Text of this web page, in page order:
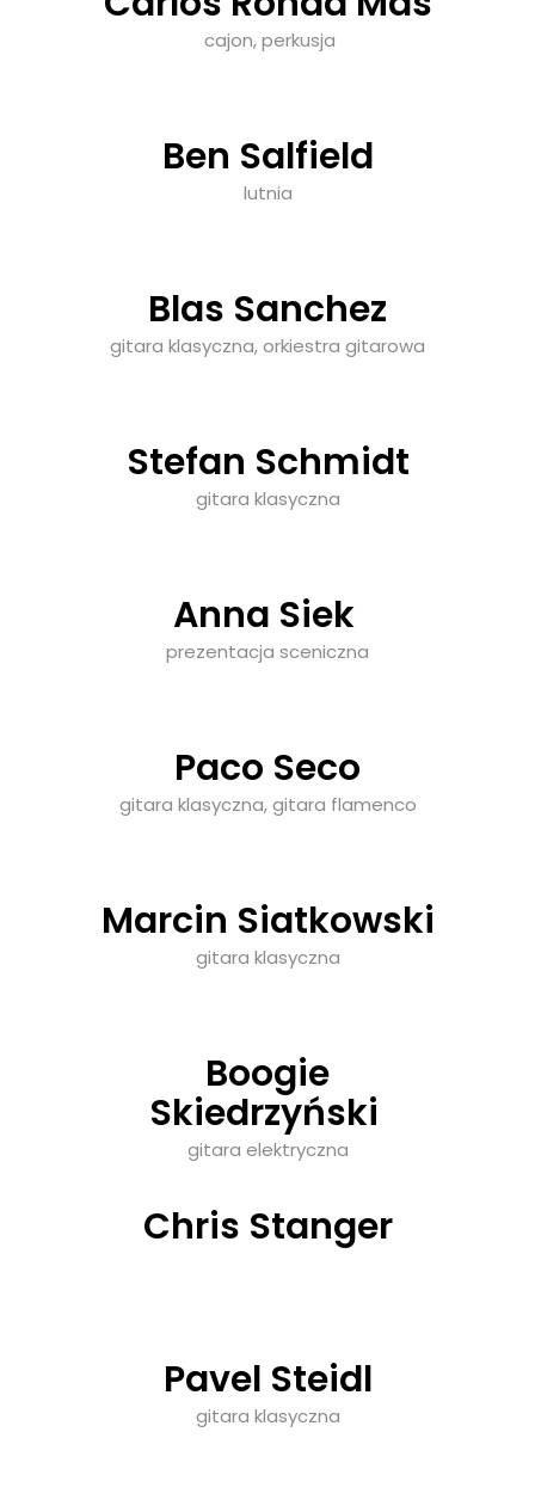
cajon, perkusja
Ben Salfield
lutnia
Blas Sanchez
gitara klasyczna, orkiestra gitarowa
Stefan Schmidt
gitara klasyczna
Anna Siek
prezentacja sceniczna
Paco Seco
gitara klasyczna, gitara flamenco
Marcin Siatkowski
gitara klasyczna
Boogie
Skiedrzyński
gitara elektryczna
Chris Stanger
Pavel Steidl
gitara klasyczna